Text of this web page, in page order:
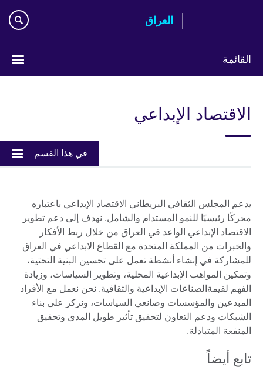
العراق
القائمة
الاقتصاد الإبداعي
في هذا القسم
يدعم المجلس الثقافي البريطاني الاقتصاد الإبداعي باعتباره
محركًا رئيسيًا للنمو المستدام والشامل. نهدف إلى دعم تطوير
الاقتصاد الإبداعي الواعد في العراق من خلال ربط الأفكار
والخبرات من المملكة المتحدة مع القطاع الابداعي في العراق
للمشاركة في إنشاء أنشطة تعمل على تحسين البنية التحتية،
وتمكين المواهب الإبداعية المحلية، وتطوير السياسات، وزيادة
الفهم لقيمةالصناعات الإبداعية والثقافية. نحن نعمل مع الأفراد
المبدعين والمؤسسات وصانعي السياسات، ونركز على بناء
الشبكات ودعم التعاون لتحقيق تأثير طويل المدى وتحقيق
المنفعة المتبادلة.
تابع أيضاً